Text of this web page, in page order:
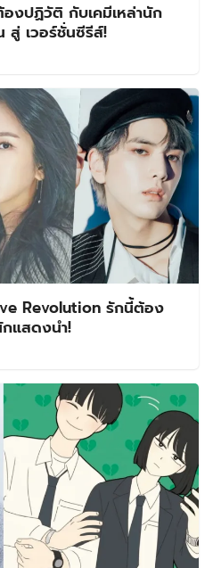
งปฏิวัติ กับเคมีเหล่านัก
สู่ เวอร์ชั่นซีรีส์!
Revolution รักนี้ต้อง
แสดงนำ!